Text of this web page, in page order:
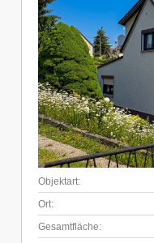
Objektart:
Ort:
Gesamtfläche: